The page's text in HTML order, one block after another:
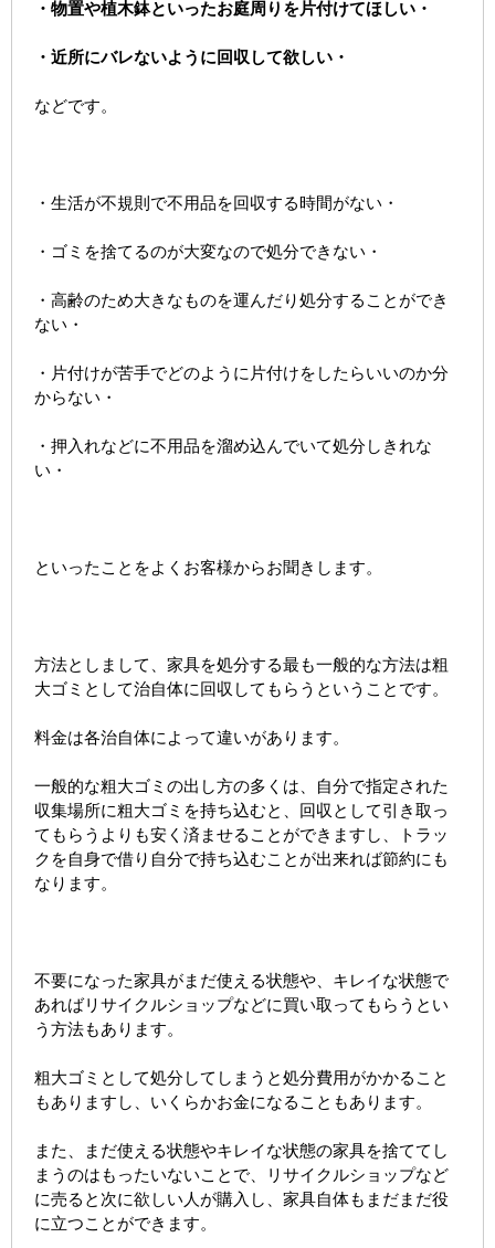
・物置や植木鉢といったお庭周りを片付けてほしい・
・近所にバレないように回収して欲しい・
などです。
・生活が不規則で不用品を回収する時間がない・
・ゴミを捨てるのが大変なので処分できない・
・高齢のため大きなものを運んだり処分することができ
ない・
・片付けが苦手でどのように片付けをしたらいいのか分
からない・
・押入れなどに不用品を溜め込んでいて処分しきれな
い・
といったことをよくお客様からお聞きします。
方法としまして、家具を処分する最も一般的な方法は粗
大ゴミとして治自体に回収してもらうということです。
料金は各治自体によって違いがあります。
一般的な粗大ゴミの出し方の多くは、自分で指定された
収集場所に粗大ゴミを持ち込むと、回収として引き取っ
てもらうよりも安く済ませることができますし、トラッ
クを自身で借り自分で持ち込むことが出来れば節約にも
なります。
不要になった家具がまだ使える状態や、キレイな状態で
あればリサイクルショップなどに買い取ってもらうとい
う方法もあります。
粗大ゴミとして処分してしまうと処分費用がかかること
もありますし、いくらかお金になることもあります。
また、まだ使える状態やキレイな状態の家具を捨ててし
まうのはもったいないことで、リサイクルショップなど
に売ると次に欲しい人が購入し、家具自体もまだまだ役
に立つことができます。